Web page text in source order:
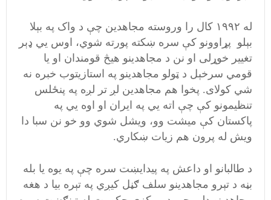
له ۱۹۹۲ کال را وروسته مجاهدین چې د واک په بېلا
بېلو پړاوونو کې سره ښکته پورته شوي، اوس يي ډېر
تغییر خوړلی او نن د مجاهدینو هیڅ قومندان او یا
قومي سرخېل د ټولو مجاهدینو په استازیتوب خبره نه
شي کولای. پخوا هم مجاهدین لږ تر لږه په پنځلس
تنظیمونو کې چې اته يي په ایران او اوه يي په
پاکستان کې میشت وو، ویشل شوي وو خو نن سبا دا
ویش له پرون هم زیات ښکاري.
د طالبانو او داعش په پیدایښت سره چې په یوه یا بله
بڼه د تېرو مجاهدینو سلف ګڼل کیږي په تېره بیا د هغه